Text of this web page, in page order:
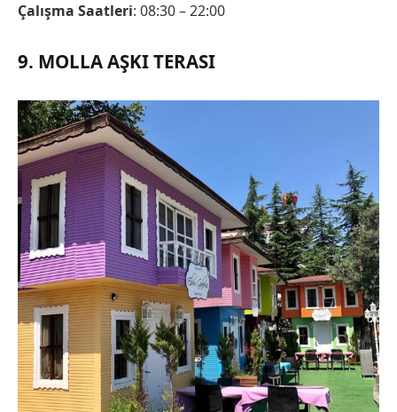
Çalışma Saatleri: 08:30 – 22:00
9. MOLLA AŞKI TERASI